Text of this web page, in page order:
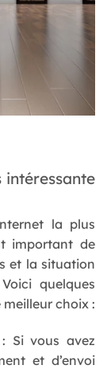
intéressante
la plus
important de
et la situation
quelques
choix :
: Si vous avez
et d’envoi